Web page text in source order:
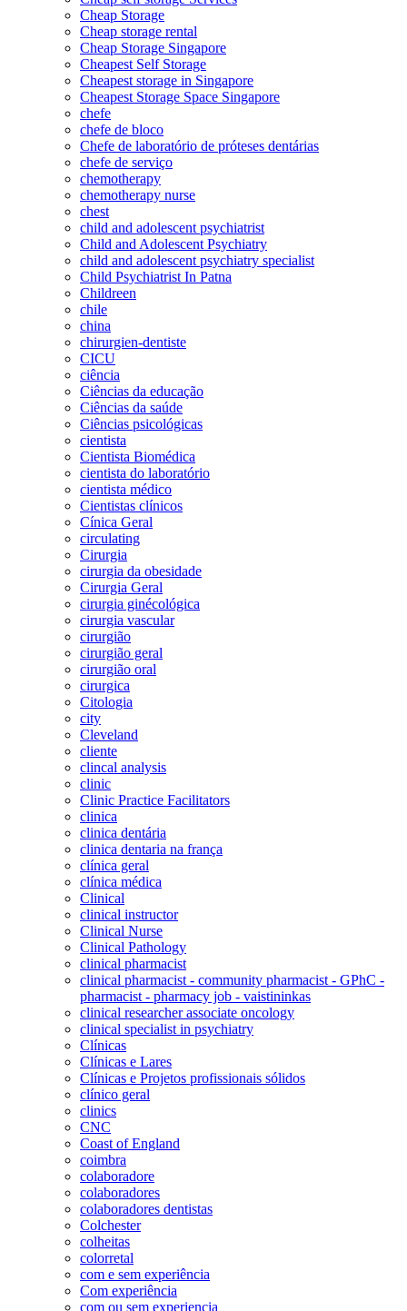
Cheap Storage
Cheap storage rental
Cheap Storage Singapore
Cheapest Self Storage
Cheapest storage in Singapore
Cheapest Storage Space Singapore
chefe
chefe de bloco
Chefe de laboratório de próteses dentárias
chefe de serviço
chemotherapy
chemotherapy nurse
chest
child and adolescent psychiatrist
Child and Adolescent Psychiatry
child and adolescent psychiatry specialist
Child Psychiatrist In Patna
Childreen
chile
china
chirurgien-dentiste
CICU
ciência
Ciências da educação
Ciências da saúde
Ciências psicológicas
cientista
Cientista Biomédica
cientista do laboratório
cientista médico
Cientistas clínicos
Cínica Geral
circulating
Cirurgia
cirurgia da obesidade
Cirurgia Geral
cirurgia ginécológica
cirurgia vascular
cirurgião
cirurgião geral
cirurgião oral
cirurgica
Citologia
city
Cleveland
cliente
clincal analysis
clinic
Clinic Practice Facilitators
clinica
clinica dentária
clinica dentaria na frança
clínica geral
clínica médica
Clinical
clinical instructor
Clinical Nurse
Clinical Pathology
clinical pharmacist
clinical pharmacist - community pharmacist - GPhC -
pharmacist - pharmacy job - vaistininkas
clinical researcher associate oncology
clinical specialist in psychiatry
Clínicas
Clínicas e Lares
Clínicas e Projetos profissionais sólidos
clínico geral
clinics
CNC
Coast of England
coimbra
colaboradore
colaboradores
colaboradores dentistas
Colchester
colheitas
colorretal
com e sem experiência
Com experiência
com ou sem experiencia